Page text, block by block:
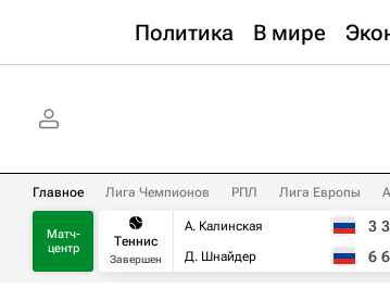
Политика В мире
Главное Лига Чемпионов РПЛ Лига Европы
Матч-
центр
Теннис
Завершен
А. Калинская
Д. Шнайдер
3 3
6 6